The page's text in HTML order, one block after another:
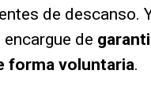
de descanso.
de
forma voluntaria.